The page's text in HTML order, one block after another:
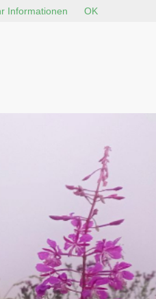
Informationen OK